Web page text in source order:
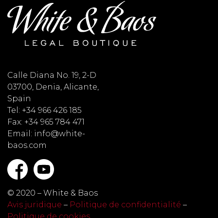
Calle Diana No. 19, 2-D
03700, Denia, Alicante,
Spain
Tel: +34 966 426 185
Fax: +34 965 784 471
Email: info@white-
baos.com
© 2020 – White & Baos
Avis juridique – Politique de confidentialité –